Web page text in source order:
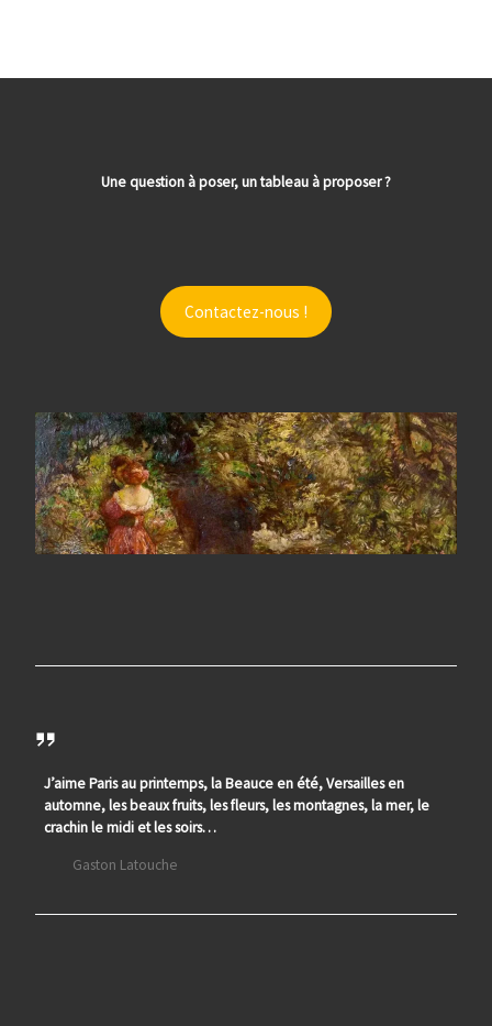
Une question à poser, un tableau à proposer ?
Contactez-nous !
J’aime Paris au printemps, la Beauce en été, Versailles en
automne, les beaux fruits, les fleurs, les montagnes, la mer, le
crachin le midi et les soirs…
Gaston Latouche